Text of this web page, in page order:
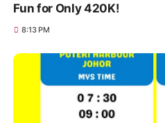
Fun for Only 420K!
8:13 PM